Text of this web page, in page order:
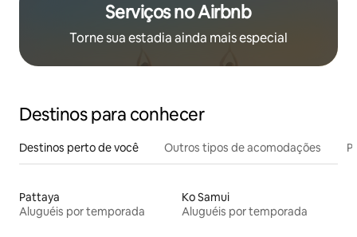
Serviços no Airbnb
Torne sua estadia ainda mais especial
Destinos para conhecer
Destinos perto de você Outros tipos de acomodações
Pattaya
Aluguéis por temporada
Ko Samui
Aluguéis por temporada